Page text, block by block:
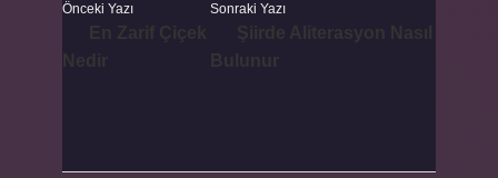
Önceki Yazı Sonraki Yazı